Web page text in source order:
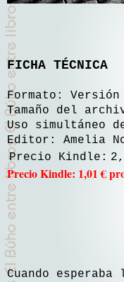
FICHA TÉCNICA
Formato:
Tamaño del
Uso simultáneo
Editor: Amelia
Precio Kindle:
Precio Kindle: 1,01 €
Cuando